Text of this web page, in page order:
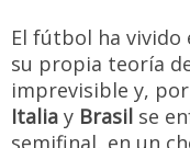
El fútbol ha vivido
su propia teoría
imprevisible y,
Italia y Brasil se
semifinal, en un